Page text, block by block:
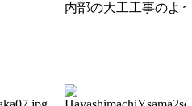
内部の大工工事のよ